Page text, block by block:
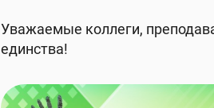
Уважаемые коллеги,
единства!